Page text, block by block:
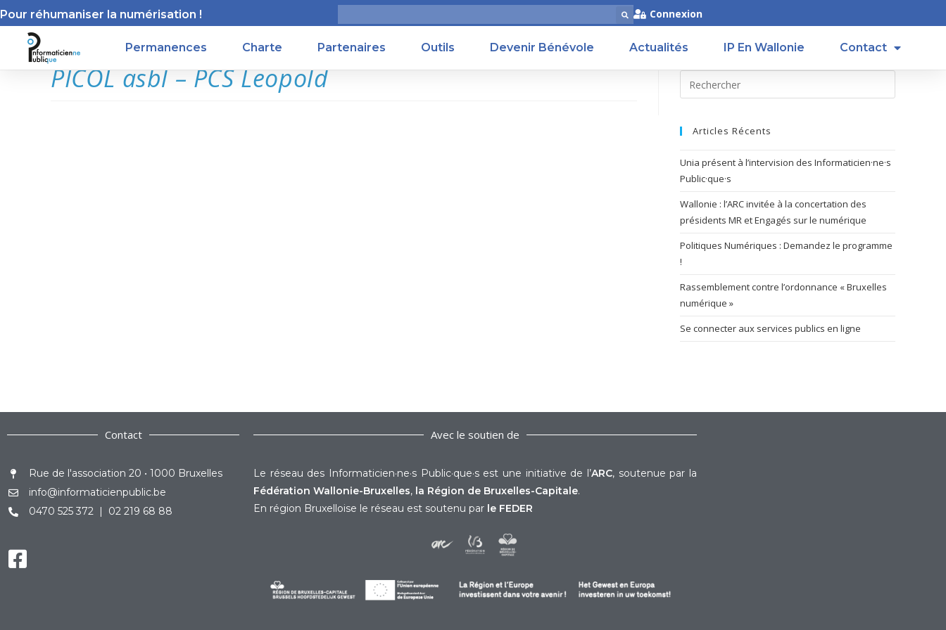
Pour réhumaniser la numérisation ! Connexion
Permanences Charte Partenaires Outils Devenir Bénévole Actualités IP En Wallonie Contact
PICOL asbl – PCS Leopold
Articles Récents
Unia présent à l’intervision des Informaticien·ne·s
Public·que·s
Wallonie : l’ARC invitée à la concertation des
présidents MR et Engagés sur le numérique
Politiques Numériques : Demandez le programme
!
Rassemblement contre l’ordonnance « Bruxelles
numérique »
Se connecter aux services publics en ligne
Contact
Rue de l'association 20 • 1000 Bruxelles
info@informaticienpublic.be
0470 525 372 | 02 219 68 88
Avec le soutien de
Le réseau des Informaticien·ne·s Public·que·s est une initiative de l’ARC, soutenue par la
Fédération Wallonie-Bruxelles, la Région de Bruxelles-Capitale.
En région Bruxelloise le réseau est soutenu par le FEDER